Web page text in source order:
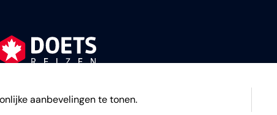
aanbevelingen te tonen.
©2026